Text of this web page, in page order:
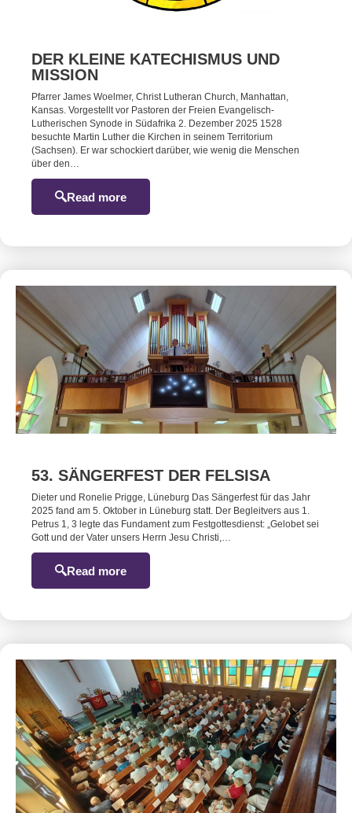
DER KLEINE KATECHISMUS UND
MISSION
Pfarrer James Woelmer, Christ Lutheran Church, Manhattan,
Kansas. Vorgestellt vor Pastoren der Freien Evangelisch-
Lutherischen Synode in Südafrika 2. Dezember 2025 1528
besuchte Martin Luther die Kirchen in seinem Territorium
(Sachsen). Er war schockiert darüber, wie wenig die Menschen
über den…
Read more
53. SÄNGERFEST DER FELSISA
Dieter und Ronelie Prigge, Lüneburg Das Sängerfest für das Jahr
2025 fand am 5. Oktober in Lüneburg statt. Der Begleitvers aus 1.
Petrus 1, 3 legte das Fundament zum Festgottesdienst: „Gelobet sei
Gott und der Vater unsers Herrn Jesu Christi,…
Read more